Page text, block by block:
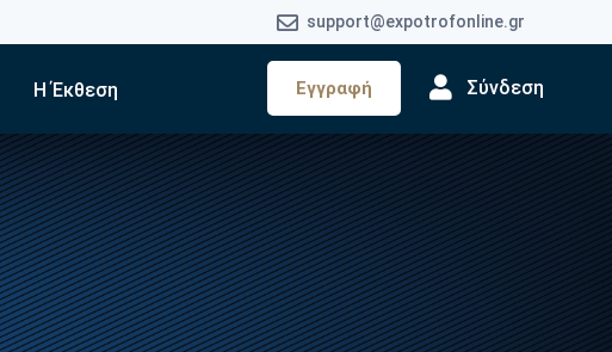
support@expotrofonline.gr
Εγγραφή Σύνδεση
Η Έκθεση